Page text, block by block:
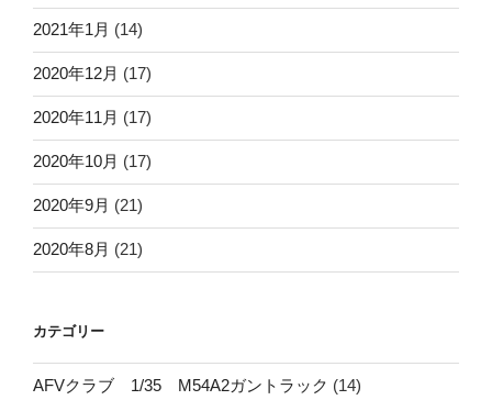
2021年1月 (14)
2020年12月 (17)
2020年11月 (17)
2020年10月 (17)
2020年9月 (21)
2020年8月 (21)
カテゴリー
AFVクラブ 1/35 M54A2ガントラック (14)